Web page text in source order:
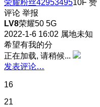
荣耀粉丝4295349510F 赞
评论 举报
LV8荣耀50 5G
2022-1-6 16:02 属地未知
希望有我的分
正在加载, 请稍候...
发表评论…
16
21